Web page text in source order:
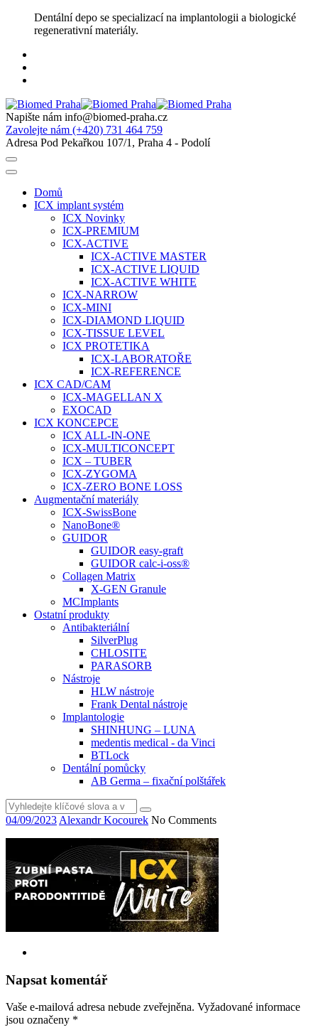
Dentální depo se specializací na implantologii a biologické
regenerativní materiály.
Napište nám info@biomed-praha.cz
Zavolejte nám (+420) 731 464 759
Adresa Pod Pekařkou 107/1, Praha 4 - Podolí
Domů
ICX implant systém
ICX Novinky
ICX-PREMIUM
ICX-ACTIVE
ICX-ACTIVE MASTER
ICX-ACTIVE LIQUID
ICX-ACTIVE WHITE
ICX-NARROW
ICX-MINI
ICX-DIAMOND LIQUID
ICX-TISSUE LEVEL
ICX PROTETIKA
ICX-LABORATOŘE
ICX-REFERENCE
ICX CAD/CAM
ICX-MAGELLAN X
EXOCAD
ICX KONCEPCE
ICX ALL-IN-ONE
ICX-MULTICONCEPT
ICX – TUBER
ICX-ZYGOMA
ICX-ZERO BONE LOSS
Augmentační materiály
ICX-SwissBone
NanoBone®
GUIDOR
GUIDOR easy-graft
GUIDOR calc-i-oss®
Collagen Matrix
X-GEN Granule
MCImplants
Ostatní produkty
Antibakteriální
SilverPlug
CHLOSITE
PARASORB
Nástroje
HLW nástroje
Frank Dental nástroje
Implantologie
SHINHUNG – LUNA
medentis medical - da Vinci
BTLock
Dentální pomůcky
AB Germa – fixační polštářek
Vyhledat
04/09/2023 Alexandr Kocourek No Comments
Napsat komentář
Vaše e-mailová adresa nebude zveřejněna. Vyžadované informace
jsou označeny *